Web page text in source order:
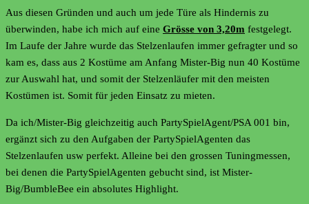
Aus diesen Gründen und auch um jede Türe als Hindernis zu
überwinden, habe ich mich auf eine Grösse von 3,20m festgelegt.
Im Laufe der Jahre wurde das Stelzenlaufen immer gefragter und so
kam es, dass aus 2 Kostüme am Anfang Mister-Big nun 40 Kostüme
zur Auswahl hat, und somit der Stelzenläufer mit den meisten
Kostümen ist. Somit für jeden Einsatz zu mieten.
Da ich/Mister-Big gleichzeitig auch PartySpielAgent/PSA 001 bin,
ergänzt sich zu den Aufgaben der PartySpielAgenten das
Stelzenlaufen usw perfekt. Alleine bei den grossen Tuningmessen,
bei denen die PartySpielAgenten gebucht sind, ist Mister-
Big/BumbleBee ein absolutes Highlight.